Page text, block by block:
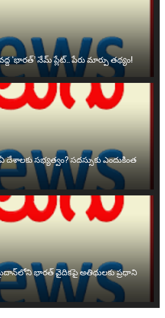
‘భారత్’ నేమ్ ప్లేట్‌.. పేరు మార్పు తథ్యం!
దేశాలకు సభ్యత్వం? సదస్సుకు ఎందుకింత
మైదాన్‌లోని భారత్ వైదికపై అతిథులకు ప్రధాని